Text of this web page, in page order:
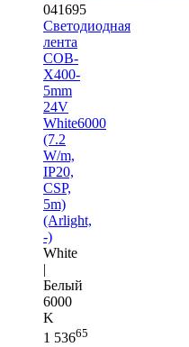
041695
Светодиодная
лента
COB-
X400-
5mm
24V
White6000
(7.2
W/m,
IP20,
CSP,
5m)
(Arlight,
-)
White
|
Белый
6000
K
1 53665